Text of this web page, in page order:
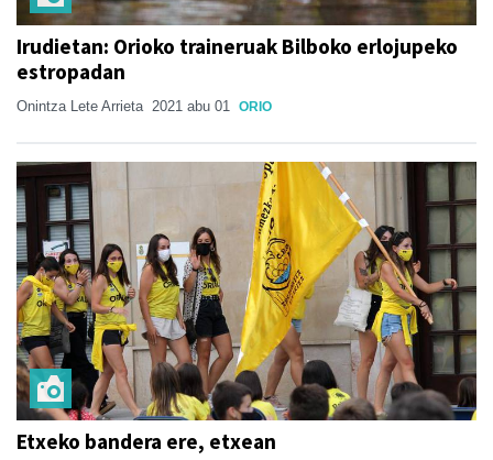
Irudietan: Orioko traineruak Bilboko erlojupeko
estropadan
Onintza Lete Arrieta 2021 abu 01 ORIO
Etxeko bandera ere, etxean